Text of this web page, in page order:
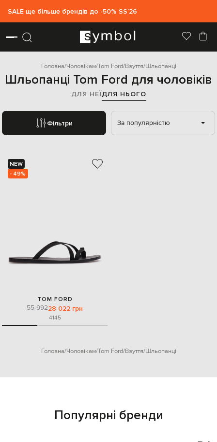
SALE ще більше брендів до -50% SS`26
Головна Чоловікам Tom Ford Взуття Шльопанці
Шльопанці Tom Ford для чоловіків
ДЛЯ НЕЇДЛЯ НЬОГО
Фільтри За популярністю
NEW
- 49%
TOM FORD
55 99228 022 грн
4145
Головна Чоловікам Tom Ford Взуття Шльопанці
Популярні бренди